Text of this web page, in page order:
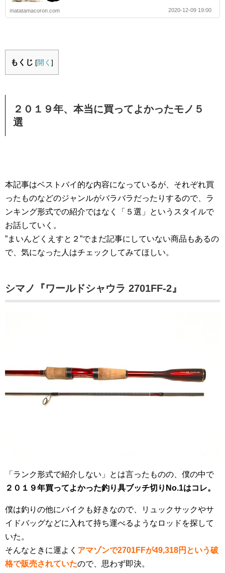
matatamacoron.com 2020-12-09 19:00
もくじ [開く ]
２０１９年、本当に買ってよかったモノ５
選
本記事はベストバイ的な内容になっているが、それぞれ買
ったものなどのジャンルがバラバラだったりするので、ラ
ンキング形式での紹介ではなく「５選」というスタイルで
お話していく。
”まいんどくえすと２”でまだ記事にしていない商品もあるの
で、気になった人はチェックしてみてほしい。
シマノ『ワールドシャウラ 2701FF-2』
「ランク形式で紹介しない」とは言ったものの、僕の中で
２０１９年買ってよかった釣り具ブッチ切りNo.1はコレ。
僕は釣りの他にバイクも好きなので、リュックサックやサ
イドバッグなどに入れて持ち運べるようなロッドを探して
いた。
そんなときに運よく アマゾンで2701FFが49,318円という破
格で販売されていたので、思わず即決。